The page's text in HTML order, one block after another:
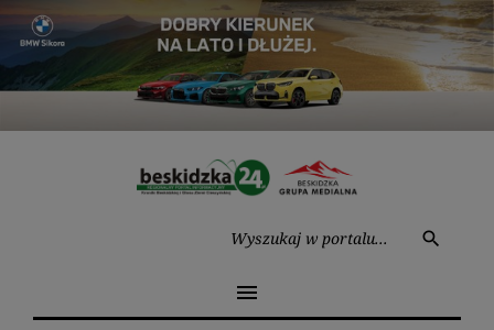
Przejdź
treści
search
menu